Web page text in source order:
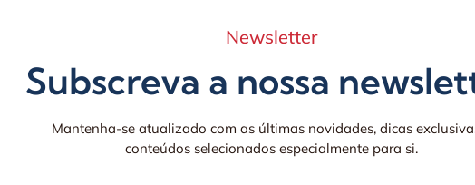
Newsletter
Subscreva a nossa
Mantenha-se atualizado com as últimas novidades, dicas
conteúdos selecionados especialmente para si.